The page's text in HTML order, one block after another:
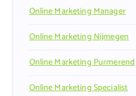
Online Marketing Manager
Online Marketing Nijmegen
Online Marketing Purmerend
Online Marketing Specialist